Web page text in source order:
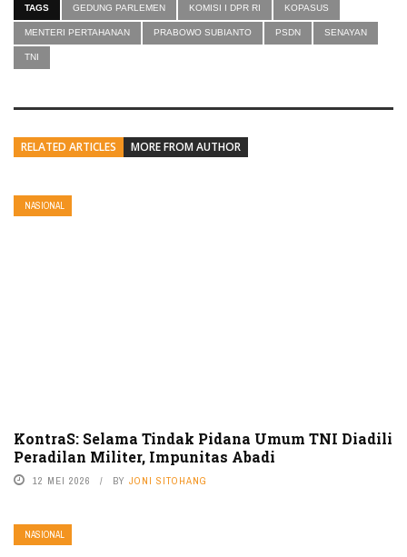
TAGS GEDUNG PARLEMEN KOMISI I DPR RI KOPASUS
MENTERI PERTAHANAN PRABOWO SUBIANTO PSDN SENAYAN
TNI
RELATED ARTICLES MORE FROM AUTHOR
NASIONAL
KontraS: Selama Tindak Pidana Umum TNI Diadili
Peradilan Militer, Impunitas Abadi
12 MEI 2026 BY JONI SITOHANG
NASIONAL